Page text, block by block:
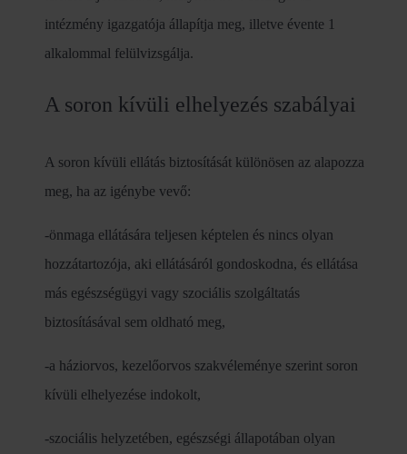
intézmény igazgatója állapítja meg, illetve évente 1
alkalommal felülvizsgálja.
A soron kívüli elhelyezés szabályai
A soron kívüli ellátás biztosítását különösen az alapozza
meg, ha az igénybe vevő:
-önmaga ellátására teljesen képtelen és nincs olyan
hozzátartozója, aki ellátásáról gondoskodna, és ellátása
más egészségügyi vagy szociális szolgáltatás
biztosításával sem oldható meg,
-a háziorvos, kezelőorvos szakvéleménye szerint soron
kívüli elhelyezése indokolt,
-szociális helyzetében, egészségi állapotában olyan